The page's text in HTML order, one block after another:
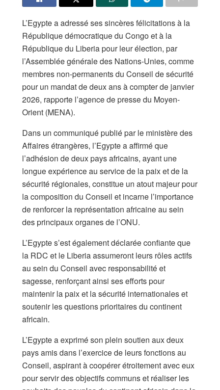
L’Egypte a adressé ses sincères félicitations à la
République démocratique du Congo et à la
République du Liberia pour leur élection, par
l’Assemblée générale des Nations-Unies, comme
membres non-permanents du Conseil de sécurité
pour un mandat de deux ans à compter de janvier
2026, rapporte l’agence de presse du Moyen-
Orient (MENA).
Dans un communiqué publié par le ministère des
Affaires étrangères, l’Egypte a affirmé que
l’adhésion de deux pays africains, ayant une
longue expérience au service de la paix et de la
sécurité régionales, constitue un atout majeur pour
la composition du Conseil et incarne l’importance
de renforcer la représentation africaine au sein
des principaux organes de l’ONU.
L’Egypte s’est également déclarée confiante que
la RDC et le Liberia assumeront leurs rôles actifs
au sein du Conseil avec responsabilité et
sagesse, renforçant ainsi ses efforts pour
maintenir la paix et la sécurité internationales et
soutenir les questions prioritaires du continent
africain.
L’Egypte a exprimé son plein soutien aux deux
pays amis dans l’exercice de leurs fonctions au
Conseil, aspirant à coopérer étroitement avec eux
pour servir des objectifs communs et réaliser les